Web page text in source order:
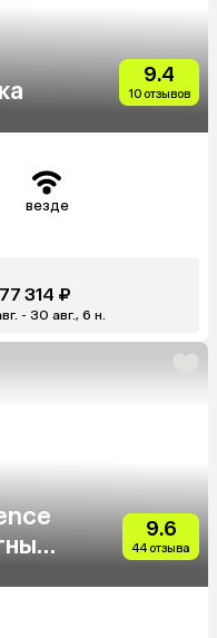
9.4
10 отзывов
везде
314 ₽
- 30 авг., 6 н.
9.6
44 отзыва